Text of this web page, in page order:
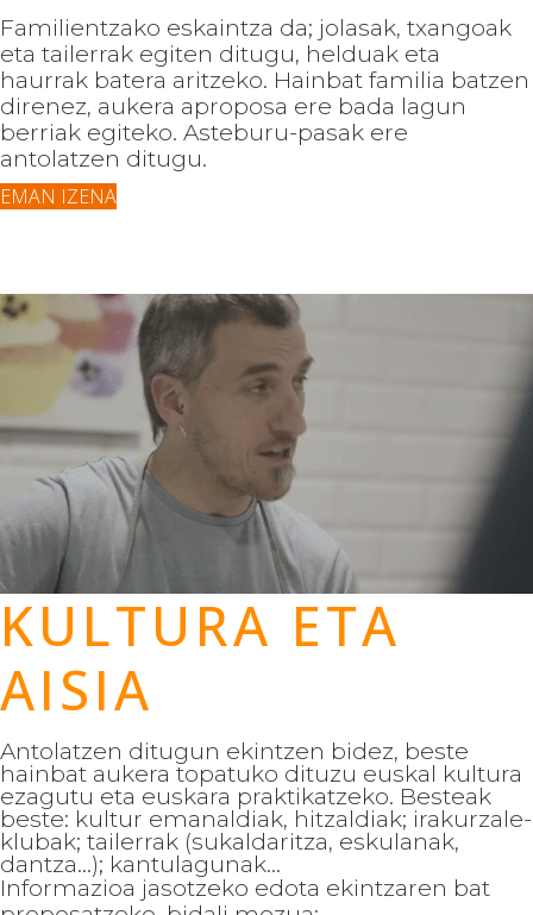
Familientzako eskaintza da; jolasak, txangoak
eta tailerrak egiten ditugu, helduak eta
haurrak batera aritzeko. Hainbat familia batzen
direnez, aukera aproposa ere bada lagun
berriak egiteko. Asteburu-pasak ere
antolatzen ditugu.
EMAN IZENA
KULTURA ETA
AISIA
Antolatzen ditugun ekintzen bidez, beste
hainbat aukera topatuko dituzu euskal kultura
ezagutu eta euskara praktikatzeko. Besteak
beste: kultur emanaldiak, hitzaldiak; irakurzale-
klubak; tailerrak (sukaldaritza, eskulanak,
dantza...); kantulagunak...
Informazioa jasotzeko edota ekintzaren bat